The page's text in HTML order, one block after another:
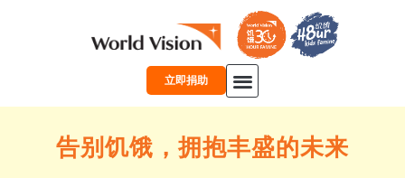
立即捐助
告别饥饿，拥抱丰盛的未来